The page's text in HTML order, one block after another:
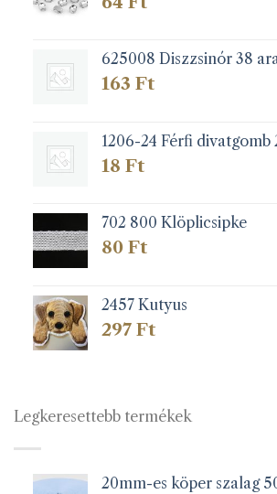
625008 Diszzsinór 38
163 Ft
1206-24 Férfi divatgomb
18 Ft
702 800 Klöplicsipke
80 Ft
2457 Kutyus
297 Ft
Legkeresettebb termékek
20mm-es köper szalag